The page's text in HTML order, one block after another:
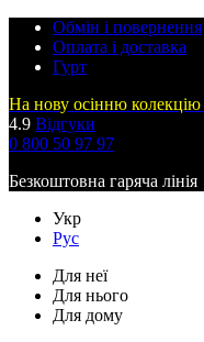
Обмін і повернення
Оплата і доставка
Гурт
На нову осінню
4.9 Відгуки
0 800 50 97 97
Безкоштовна гаряча лінія
Укр
Рус
Для неї
Для нього
Для дому